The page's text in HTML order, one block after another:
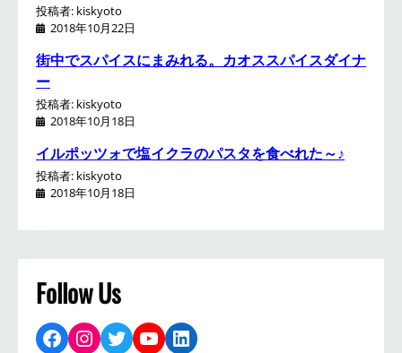
投稿者: kiskyoto
2018年10月22日
街中でスパイスにまみれる。カオススパイスダイナ
ー
投稿者: kiskyoto
2018年10月18日
イルポッツォで塩イクラのパスタを食べれた～♪
投稿者: kiskyoto
2018年10月18日
Follow Us
Facebook Instagram Twitter YouTube LinkedIn